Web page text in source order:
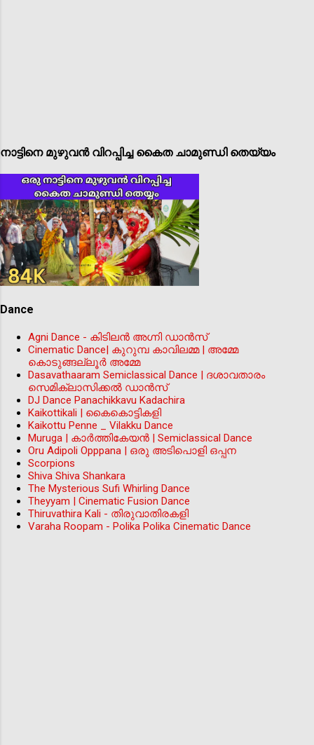
നാട്ടിനെ മുഴുവൻ വിറപ്പിച്ച കൈത ചാമുണ്ഡി തെയ്യം
Dance
Agni Dance - കിടിലന്‍ അഗ്നി ഡാൻസ്
Cinematic Dance| കുറുമ്പ കാവിലമ്മ | അമ്മേ
കൊടുങ്ങല്ലൂർ അമ്മേ
Dasavathaaram Semiclassical Dance | ദശാവതാരം
സെമിക്ലാസിക്കൽ ഡാൻസ്
DJ Dance Panachikkavu Kadachira
Kaikottikali | കൈകൊട്ടികളി
Kaikottu Penne _ Vilakku Dance
Muruga | കാർത്തികേയൻ | Semiclassical Dance
Oru Adipoli Opppana | ഒരു അടിപൊളി ഒപ്പന
Scorpions
Shiva Shiva Shankara
The Mysterious Sufi Whirling Dance
Theyyam | Cinematic Fusion Dance
Thiruvathira Kali - തിരുവാതിരകളി
Varaha Roopam - Polika Polika Cinematic Dance